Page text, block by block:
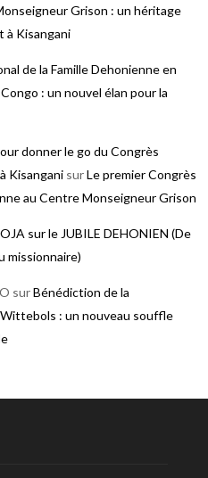
Grison : un héritage
à Kisangani
de la Famille Dehonienne en
: un nouvel élan pour la
donner le go du Congrès
Kisangani surLe premier Congrès
au Centre Monseigneur Grison
sur le JUBILE DEHONIEN (De
missionnaire)
surBénédiction de la
: un nouveau souffle